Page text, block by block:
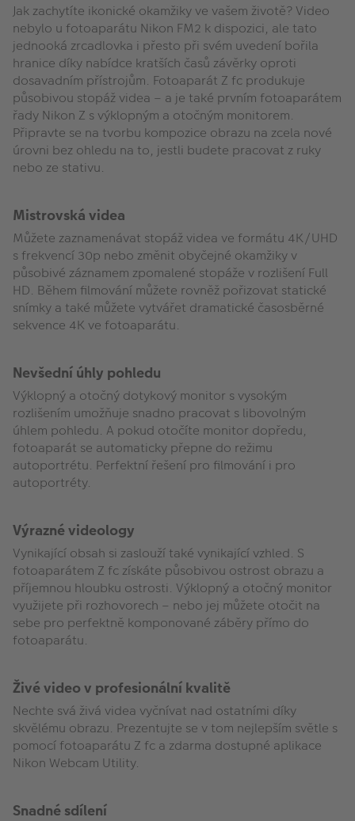
Jak zachytíte ikonické okamžiky ve vašem životě? Video
nebylo u fotoaparátu Nikon FM2 k dispozici, ale tato
jednooká zrcadlovka i přesto při svém uvedení bořila
hranice díky nabídce kratších časů závěrky oproti
dosavadním přístrojům. Fotoaparát Z fc produkuje
působivou stopáž videa – a je také prvním fotoaparátem
řady Nikon Z s výklopným a otočným monitorem.
Připravte se na tvorbu kompozice obrazu na zcela nové
úrovni bez ohledu na to, jestli budete pracovat z ruky
nebo ze stativu.
Mistrovská videa
Můžete zaznamenávat stopáž videa ve formátu 4K/UHD
s frekvencí 30p nebo změnit obyčejné okamžiky v
působivé záznamem zpomalené stopáže v rozlišení Full
HD. Během filmování můžete rovněž pořizovat statické
snímky a také můžete vytvářet dramatické časosběrné
sekvence 4K ve fotoaparátu.
Nevšední úhly pohledu
Výklopný a otočný dotykový monitor s vysokým
rozlišením umožňuje snadno pracovat s libovolným
úhlem pohledu. A pokud otočíte monitor dopředu,
fotoaparát se automaticky přepne do režimu
autoportrétu. Perfektní řešení pro filmování i pro
autoportréty.
Výrazné videology
Vynikající obsah si zaslouží také vynikající vzhled. S
fotoaparátem Z fc získáte působivou ostrost obrazu a
příjemnou hloubku ostrosti. Výklopný a otočný monitor
využijete při rozhovorech – nebo jej můžete otočit na
sebe pro perfektně komponované záběry přímo do
fotoaparátu.
Živé video v profesionální kvalitě
Nechte svá živá videa vyčnívat nad ostatními díky
skvělému obrazu. Prezentujte se v tom nejlepším světle s
pomocí fotoaparátu Z fc a zdarma dostupné aplikace
Nikon Webcam Utility.
Snadné sdílení